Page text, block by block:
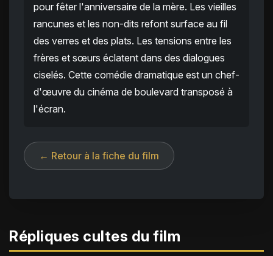
pour fêter l'anniversaire de la mère. Les vieilles
rancunes et les non-dits refont surface au fil
des verres et des plats. Les tensions entre les
frères et sœurs éclatent dans des dialogues
ciselés. Cette comédie dramatique est un chef-
d'œuvre du cinéma de boulevard transposé à
l'écran.
← Retour à la fiche du film
Répliques cultes du film